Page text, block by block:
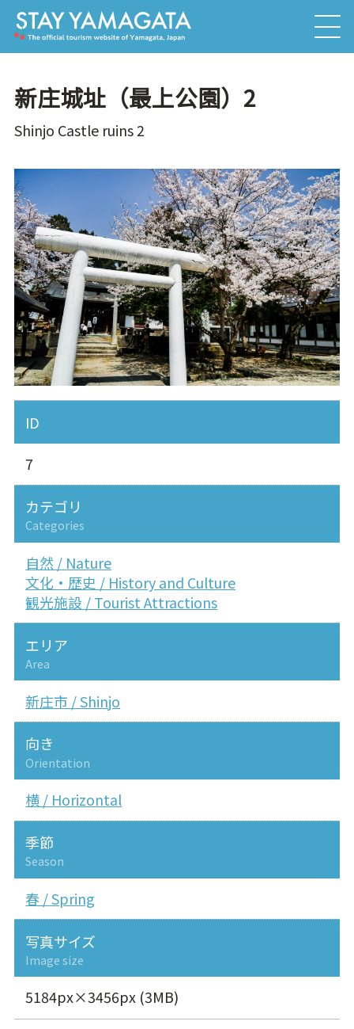
新庄城址（最上公園）2
Shinjo Castle ruins 2
ID
7
カテゴリ
Categories
自然 / Nature
文化・歴史 / History and Culture
観光施設 / Tourist Attractions
エリア
Area
新庄市 / Shinjo
向き
Orientation
横 / Horizontal
季節
Season
春 / Spring
写真サイズ
Image size
5184px×3456px (3MB)